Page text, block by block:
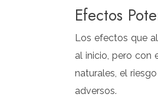
Efectos
Los efectos que
al inicio, pero con
naturales, el
adversos.